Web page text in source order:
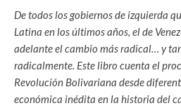
De todos los gobiernos de izquierda
Latina en los últimos años, el de
adelante el cambio más radical… y
radicalmente. Este libro cuenta el
Revolución Bolivariana desde
económica inédita en la historia del